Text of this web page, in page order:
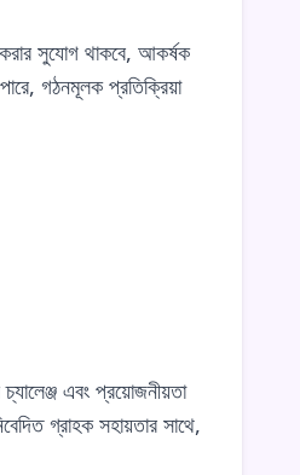
সুযোগ থাকবে, আকর্ষক
গঠনমূলক প্রতিক্রিয়া
এবং প্রয়োজনীয়তা
গ্রাহক সহায়তার সাথে,